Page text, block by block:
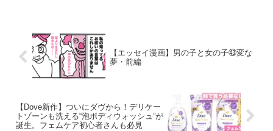
【エッセイ漫画】男の子と女の子㊸変な
夢・前編
【Dove新作】ついにダヴから！デリケー
トゾーンも洗える“泡ボディウォッシュ”が
誕生。フェムケア初心者さんも必見